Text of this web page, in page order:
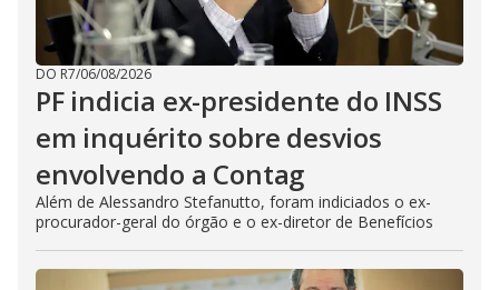
DO R7/06/08/2026
PF indicia ex-presidente do INSS
em inquérito sobre desvios
envolvendo a Contag
Além de Alessandro Stefanutto, foram indiciados o ex-
procurador-geral do órgão e o ex-diretor de Benefícios